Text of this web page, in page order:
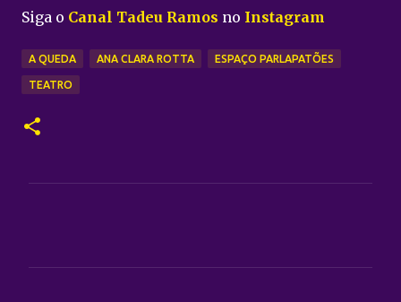
Siga o Canal Tadeu Ramos no Instagram
A QUEDA ANA CLARA ROTTA ESPAÇO PARLAPATÕES
TEATRO